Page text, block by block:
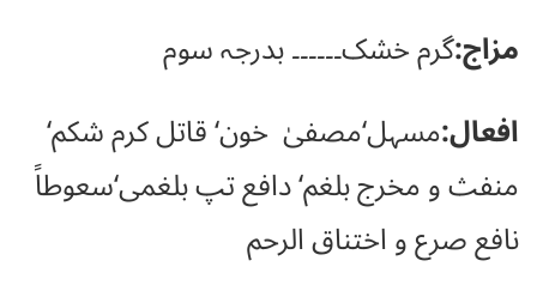
مزاج:گرم خشک۔۔۔۔۔۔ بدرجہ سوم
افعال:مسہل‘مصفیٰ خون‘ قاتل کرم شکم‘
منفث و مخرج بلغم‘ دافع تپ بلغمی‘سعوطاً
نافع صرع و اختناق الرحم